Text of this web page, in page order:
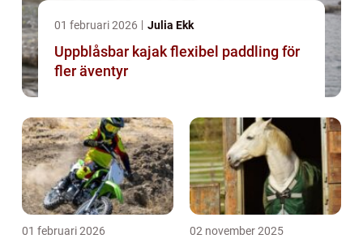
01 februari 2026 Julia Ekk
Uppblåsbar kajak flexibel paddling för
fler äventyr
01 februari 2026 02 november 2025